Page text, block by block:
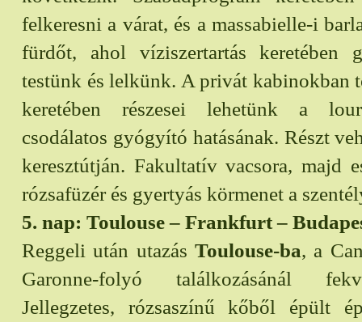
felkeresni a várat, és a massabielle-i
fürdőt, ahol víziszertartás keretében
testünk és lelkünk. A privát kabinokban
keretében részesei lehetünk a
csodálatos gyógyító hatásának. Részt
keresztútján. Fakultatív vacsora, majd
rózsafüzér és gyertyás körmenet a
5. nap: Toulouse – Frankfurt –
Reggeli után utazás Toulouse-ba, a
Garonne-folyó találkozásánál
Jellegzetes, rózsaszínű kőből épült